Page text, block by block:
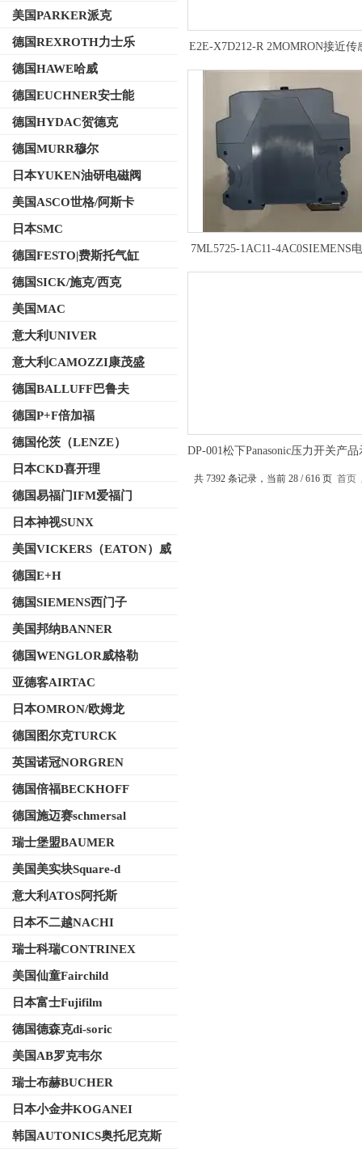
视频电磁阀
美国PARKER派克
德国REXROTH力士乐
德国HAWE哈威
德国EUCHNER安士能
德国HYDAC贺德克
德国MURR穆尔
日本YUKEN油研电磁阀
美国ASCO世格/阿斯卡
日本SMC
德国FESTO|费斯托气缸
德国SICK/施克/西克
美国MAC
意大利UNIVER
意大利CAMOZZI康茂盛
德国BALLUFF巴鲁夫
德国P+F倍加福
德国伦茨（LENZE）
日本CKD喜开理
德国易福门IFM爱福门
日本神视SUNX
美国VICKERS（EATON）威
格士
德国E+H
德国SIEMENS西门子
美国邦纳BANNER
德国WENGLOR威格勒
亚德客AIRTAC
日本OMRON/欧姆龙
德国图尔克TURCK
英国诺冠NORGREN
德国倍福BECKHOFF
德国施迈赛schmersal
瑞士堡盟BAUMER
美国美实块Square-d
意大利ATOS阿托斯
日本不二越NACHI
瑞士科瑞CONTRINEX
美国仙童Fairchild
日本富士Fujifilm
德国德森克di-soric
美国AB罗克韦尔
瑞士布赫BUCHER
日本小金井KOGANEI
韩国AUTONICS奥托尼克斯
E2E-X7D212-R 2MOMRON接近传
7ML5725-1AC11-4AC0SIEMENS
DP-001松下Panasonic压力开关产
共 7392 条记录，当前 28 / 616 页 首页